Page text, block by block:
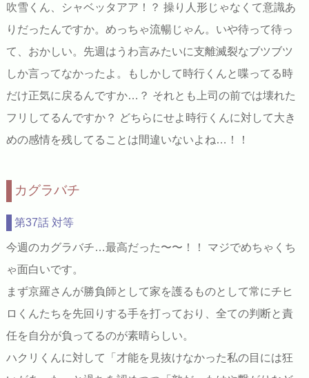
吹雪くん、シャベッタアア！？ 操り人形じゃなくて意識あ
りだったんですか。めっちゃ流暢じゃん。いや待って待っ
て、おかしい。先週はうわ言みたいに支離滅裂なブツブツ
しか言ってなかったよ。もしかして時行くんと喋ってる時
だけ正気に戻るんですか…？ それとも上司の前では壊れた
フリしてるんですか？ どちらにせよ時行くんに対して大き
めの感情を残してることは間違いないよね…！！
カグラバチ
第37話 対等
今週のカグラバチ…最高だった〜〜！！ マジでめちゃくち
ゃ面白いです。
まず京羅さんが勝負師として家を護るものとして常にチヒ
ロくんたちを先回りする手を打っており、全ての判断と責
任を自分が負ってるのが素晴らしい。
ハクリくんに対して「才能を見抜けなかった私の目には狂